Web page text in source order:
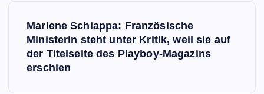
Marlene Schiappa: Französische
Ministerin steht unter Kritik, weil sie auf
der Titelseite des Playboy-Magazins
erschien